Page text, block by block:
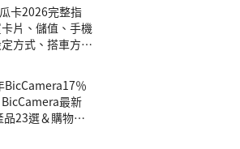
卡2026完整指
片、儲值、手機
方式、搭車方
題解答！
BicCamera17％
最新
品23選＆購物攻